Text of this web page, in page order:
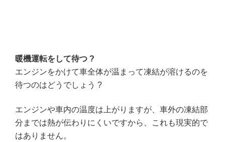
暖機運転をして待つ ?
エンジンをかけて車全体が温まって凍結が溶けるのを
待つのはどうでしょう ?
エンジンや車内の温度は上がりますが、車外の凍結部
分までは熱が伝わりにくいですから、これも現実的で
はありません。